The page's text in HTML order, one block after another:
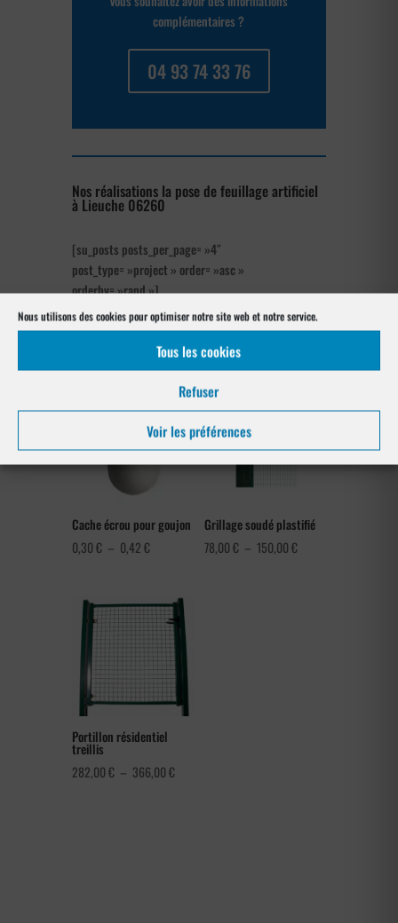
Nous utilisons des cookies pour optimiser notre site web et notre service.
Tous les cookies
Refuser
Voir les préférences
complémentaires ?
04 93 74 33 76
Nos réalisations la pose de feuillage artificiel
à Lieuche 06260
[su_posts posts_per_page= »4″
post_type= »project » order= »asc »
orderby= »rand »]
Notre gamme pour la pose
à Lieuche 06260
Cache écrou pour goujon
0,30€ – 0,42€Plage
0,30 €
Grillage soudé plastifié
78,00€ – 150,00€Plage
Portillon résidentiel
treillis
282,00€ – 366,00€Plage